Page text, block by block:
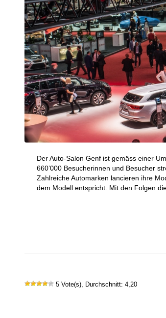
Der Auto-Salon Genf ist gemäss einer
660’000 Besucherinnen und Besucher
Zahlreiche Automarken lancieren ihre
dem Modell entspricht. Mit den Folgen
5 Vote(s), Durchschnitt: 4,20